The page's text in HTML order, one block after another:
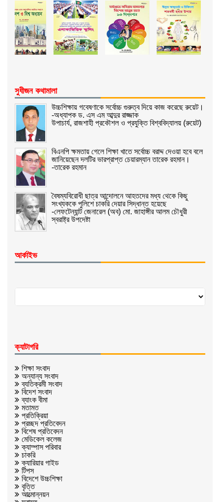
সুধীজন কথামালা
উচ্চশিক্ষায় গবেষণাকে সর্বোচ্চ গুরুত্ব দিয়ে কাজ করেছে রুয়েট।
-অধ্যাপক ড. এস এম আব্দুর রাজ্জাক
উপাচার্য, রাজশাহী প্রকৌশল ও প্রযুক্তি বিশ্ববিদ্যালয় (রুয়েট)
বিএনপি ক্ষমতায় গেলে শিক্ষা খাতে সর্বোচ্চ বরাদ্দ দেওয়া হবে বলে
জানিয়েছেন দলটির ভারপ্রাপ্ত চেয়ারম্যান তারেক রহমান।
-তারেক রহমান
বৈষম্যবিরোধী ছাত্র আন্দোলনে আহতদের মধ্য থেকে কিছু
সংখ্যককে পুলিশে চাকরি দেয়ার সিদ্ধান্ত হয়েছে
-লেফটেন্যান্ট জেনারেল (অব) মো. জাহাঙ্গীর আলম চৌধুরী
স্বরাষ্ট্র উপদেষ্টা
আর্কাইভ
ক্যাটাগরি
শিক্ষা সংবাদ
অন্যান্য সংবাদ
ব্যতিক্রমী সংবাদ
বিদেশ সংবাদ
ব্যাংক বীমা
মতামত
প্রতিক্রিয়া
প্রচ্ছদ প্রতিবেদন
বিশেষ প্রতিবেদন
মেডিকেল কলেজ
ক্যাম্পাস পরিবার
চাকরি
ক্যারিয়ার গাইড
টিপস
বিদেশে উচ্চশিক্ষা
বৃত্তি
আত্মোন্নয়ন